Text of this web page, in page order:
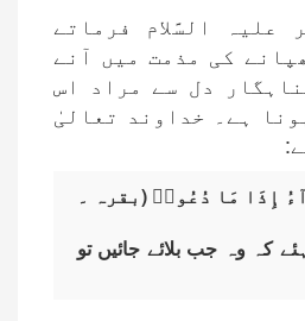
علیہ السَّلام فرماتے
کی مذمت میں آنے
دل سے مراد اس
ہے۔ خداوند تعالیٰ
إِذَا مَا دُعُوا۟ (بقرہ ۔
کہ وہ جب بلائے جائیں تو